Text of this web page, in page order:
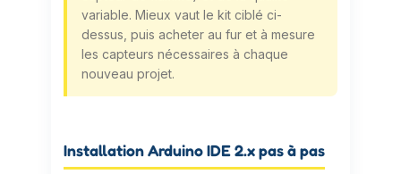
variable. Mieux vaut le kit ciblé ci-
dessus, puis acheter au fur et à mesure
les capteurs nécessaires à chaque
nouveau projet.
Installation Arduino IDE 2.x pas à pas